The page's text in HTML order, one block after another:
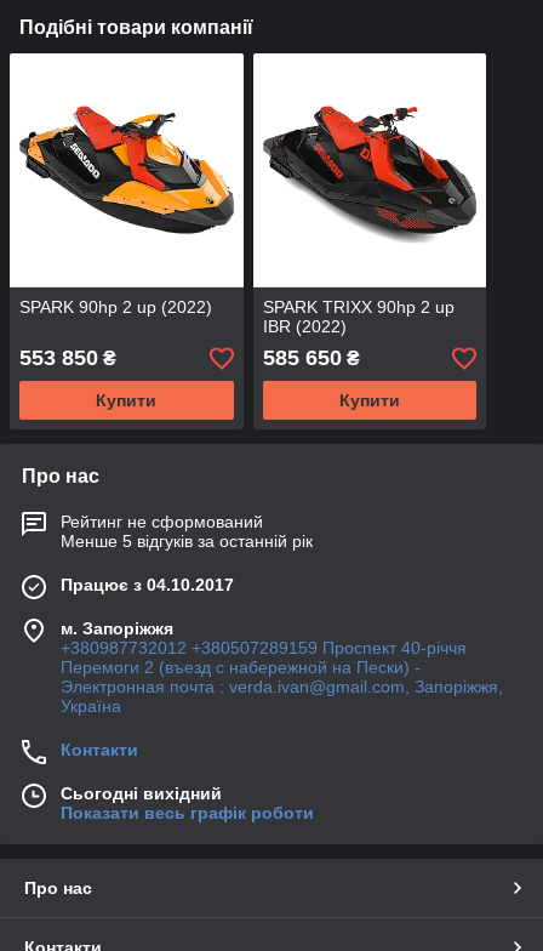
Подібні товари компанії
SPARK 90hp 2 up (2022)
553 850 ₴
Купити
SPARK TRIXX 90hp 2 up
IBR (2022)
585 650₴
Купити
Про нас
Рейтинг не сформований
Менше 5 відгуків за останній рік
Працює з 04.10.2017
м. Запоріжжя
+380987732012 +380507289159 Проспект 40-рiччя
Перемоги 2 (въезд с набережной на Пески) -
Электронная почта : verda.ivan@gmail.com, Запоріжжя,
Україна
Контакти
Сьогодні вихідний
Показати весь графік роботи
Про нас